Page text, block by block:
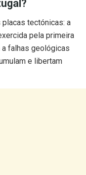
tectónicas: a
pela primeira
falhas geológicas
e libertam